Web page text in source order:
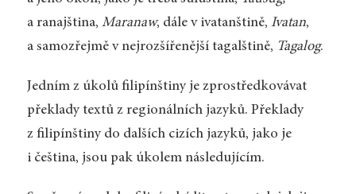
a ranajština, Maranaw, dále v ivatanštině, Ivatan,
a samozřejmě v nejrozšířenější tagalštině, Tagalog.
Jedním z úkolů filipínštiny je zprostředkovávat
překlady textů z regionálních jazyků. Překlady
z filipínštiny do dalších cizích jazyků, jako je
i čeština, jsou pak úkolem následujícím.